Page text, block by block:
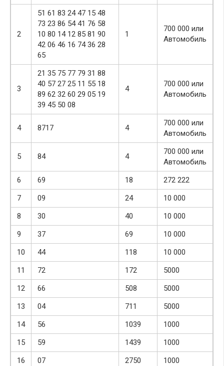
2
51 61 83 24 47 15 48
73 23 86 54 41 76 58
10 80 14 12 85 81 90
42 06 46 16 74 36 28
65
1
700 000 или
Автомобиль
3
21 35 75 77 79 31 88
40 57 27 25 11 55 18
89 62 32 60 29 05 19
39 45 50 08
4
700 000 или
Автомобиль
4 8717 4
700 000 или
Автомобиль
5 84 4
700 000 или
Автомобиль
6
69 18
272 222
7
09 24
10 000
8
30 40
10 000
9
37 69
10 000
10
44 118
10 000
11
72 172
5000
12
66 508
5000
13
04 711
5000
14
56 1039
1000
15
59 1439
1000
16
07 2750 1000